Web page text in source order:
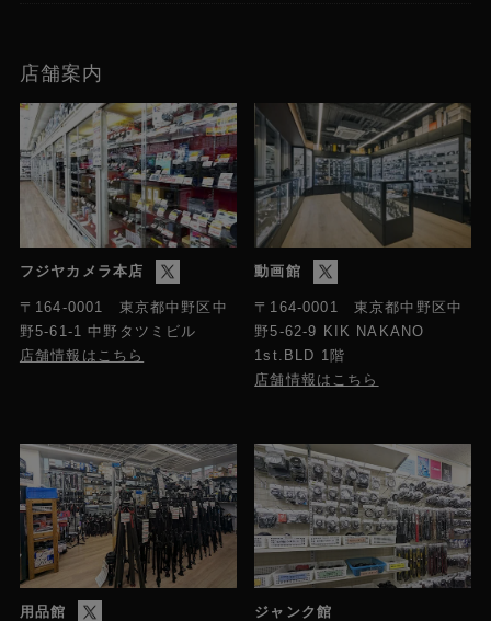
店舗案内
フジヤカメラ本店
〒164-0001 東京都中野区中
野5-61-1 中野タツミビル
店舗情報はこちら
動画館
〒164-0001 東京都中野区中
野5-62-9 KIK NAKANO
1st.BLD 1階
店舗情報はこちら
用品館 ジャンク館